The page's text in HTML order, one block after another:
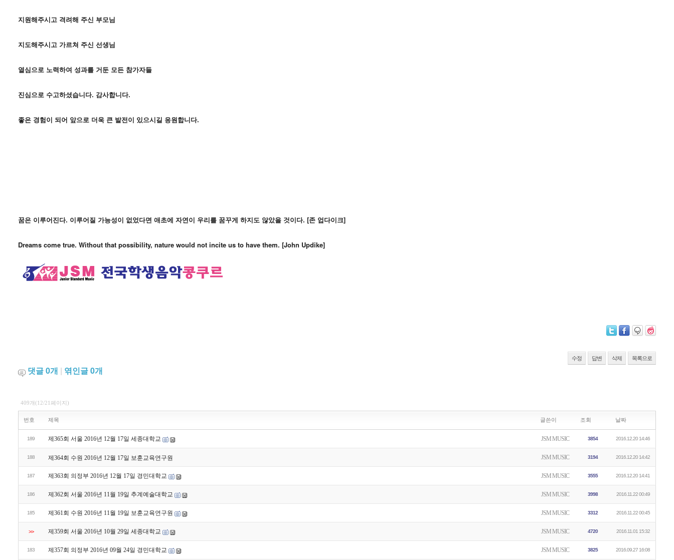
지원해주시고 격려해 주신 부모님
지도해주시고 가르쳐 주신 선생님
열심으로 노력하여 성과를 거둔 모든 참가자들
진심으로 수고하셨습니다. 감사합니다.
좋은 경험이 되어 앞으로 더욱 큰 발전이 있으시길 응원합니다.
꿈은 이루어진다. 이루어질 가능성이 없었다면 애초에 자연이 우리를 꿈꾸게 하지도 않았을 것이다. [존 업다이크]
Dreams come true. Without that possibility, nature would not incite us to have them. [John Updike]
수정 답변 삭제 목록으로
댓글0개 | 엮인글0개
409개(12/21페이지)
번호 제목 글쓴이 조회 날짜
189 제365회 서울 2016년 12월 17일 세종대학교 JSM MUSIC 3854 2016.12.20 14:46
188 제364회 수원 2016년 12월 17일 보훈교육연구원 JSM MUSIC 3194 2016.12.20 14:42
187 제363회 의정부 2016년 12월 17일 경민대학교 JSM MUSIC 3555 2016.12.20 14:41
186 제362회 서울 2016년 11월 19일 추계예술대학교 JSM MUSIC 3998 2016.11.22 00:49
185 제361회 수원 2016년 11월 19일 보훈교육연구원 JSM MUSIC 3312 2016.11.22 00:45
>> 제359회 서울 2016년 10월 29일 세종대학교 JSM MUSIC 4720 2016.11.01 15:32
183 제357회 의정부 2016년 09월 24일 경민대학교 JSM MUSIC 3825 2016.09.27 16:08